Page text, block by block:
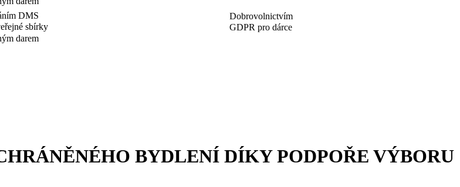
DMS
sbírky
darem
Dobrovolnictvím
GDPR pro dárce
BYDLENÍ DÍKY PODPOŘE VÝBORU